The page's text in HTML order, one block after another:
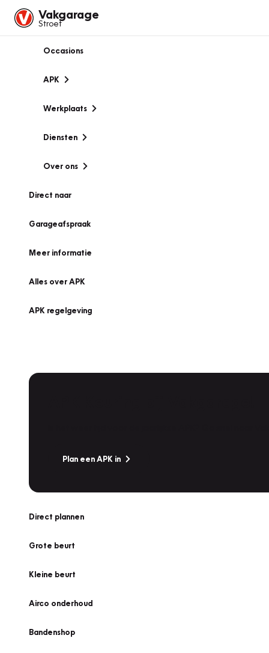
Vakgarage
Stroet
Occasions
APK
Werkplaats
Diensten
Over ons
Direct naar
Garageafspraak
Meer informatie
Alles over APK
APK regelgeving
Plan een APK in
Direct plannen
Grote beurt
Kleine beurt
Airco onderhoud
Bandenshop